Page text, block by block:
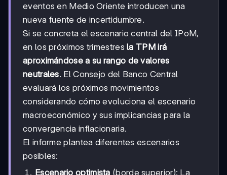
eventos en Medio Oriente introducen una
nueva fuente de incertidumbre.
Si se concreta el escenario central del IPoM,
en los próximos trimestresla TPM irá
aproximándose a su rango de valores
neutrales. El Consejo del Banco Central
evaluará los próximos movimientos
considerando cómo evoluciona el escenario
macroeconómico y sus implicancias para la
convergencia inflacionaria.
El informe plantea diferentes escenarios
posibles:
Escenario optimista (borde superior): La